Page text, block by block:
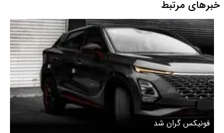
خبرهای مرتبط
فونیکس گران شد